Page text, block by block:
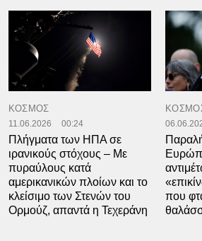
ΚΟΣΜΟΣ
11.06.2026 00:24
Πλήγματα των ΗΠΑ σε
ιρανικούς στόχους – Με
πυραύλους κατά
αμερικανικών πλοίων και το
κλείσιμο των Στενών του
Ορμούζ, απαντά η Τεχεράνη
που